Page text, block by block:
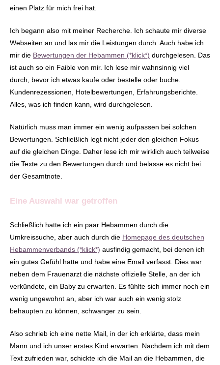
einen Platz für mich frei hat.
Ich begann also mit meiner Recherche. Ich schaute mir diverse
Webseiten an und las mir die Leistungen durch. Auch habe ich
mir die Bewertungen der Hebammen (*klick*) durchgelesen. Das
ist auch so ein Faible von mir. Ich lese mir wahnsinnig viel
durch, bevor ich etwas kaufe oder bestelle oder buche.
Kundenrezessionen, Hotelbewertungen, Erfahrungsberichte.
Alles, was ich finden kann, wird durchgelesen.
Natürlich muss man immer ein wenig aufpassen bei solchen
Bewertungen. Schließlich legt nicht jeder den gleichen Fokus
auf die gleichen Dinge. Daher lese ich mir wirklich auch teilweise
die Texte zu den Bewertungen durch und belasse es nicht bei
der Gesamtnote.
Eine Auswahl war getroffen
Schließlich hatte ich ein paar Hebammen durch die
Umkreissuche, aber auch durch die Homepage des deutschen
Hebammenverbands (*klick*) ausfindig gemacht, bei denen ich
ein gutes Gefühl hatte und habe eine Email verfasst. Dies war
neben dem Frauenarzt die nächste offizielle Stelle, an der ich
verkündete, ein Baby zu erwarten. Es fühlte sich immer noch ein
wenig ungewohnt an, aber ich war auch ein wenig stolz
behaupten zu können, schwanger zu sein.
Also schrieb ich eine nette Mail, in der ich erklärte, dass mein
Mann und ich unser erstes Kind erwarten. Nachdem ich mit dem
Text zufrieden war, schickte ich die Mail an die Hebammen, die